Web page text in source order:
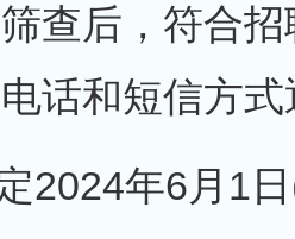
查后，符合
话和短信方
2024年6月1